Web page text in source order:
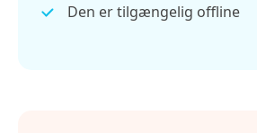
Den er tilgængelig offline